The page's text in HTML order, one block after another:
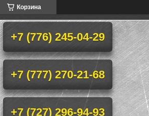
Корзина
+7 (776) 245-04-29
+7 (777) 270-21-68
+7 (727) 296-94-93